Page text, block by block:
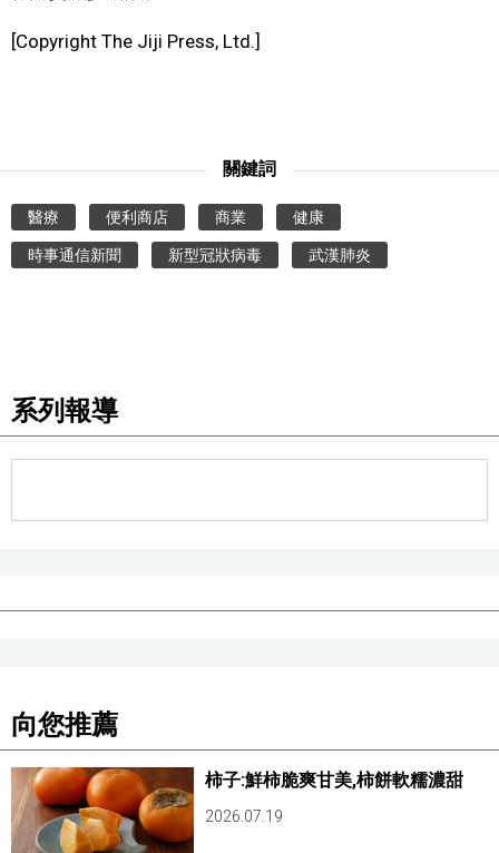
運動
娛樂
工作勞動
家庭
編輯部通知
[Copyright The Jiji Press, Ltd.]
關鍵詞
醫療 便利商店 商業 健康
時事通信新聞 新型冠狀病毒 武漢肺炎
系列報導
向您推薦
柿子:鮮柿脆爽甘美,柿餅軟糯濃甜
2026.07.19